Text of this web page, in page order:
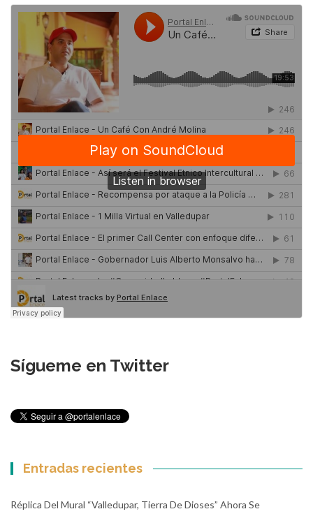
Sígueme en Twitter
Entradas recientes
Réplica Del Mural “Valledupar, Tierra De Dioses” Ahora Se